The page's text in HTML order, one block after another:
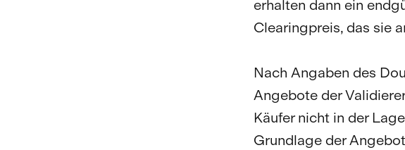
erhalten dann ein
Clearingpreis, das sie
Nach Angaben des
Angebote der
Käufer nicht in der
Grundlage der